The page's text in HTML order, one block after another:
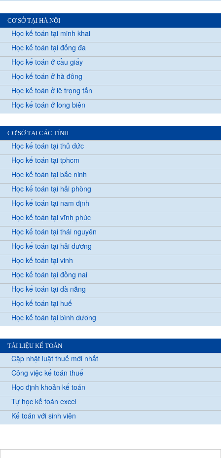
CƠ SỞ TẠI HÀ NỘI
Học kế toán tại minh khai
Học kế toán tại đống đa
Học kế toán ở cầu giấy
Học kế toán ở hà đông
Học kế toán ở lê trọng tấn
Học kế toán ở long biên
CƠ SỞ TẠI CÁC TỈNH
Học kế toán tại thủ đức
Học kế toán tại tphcm
Học kế toán tại bắc ninh
Học kế toán tại hải phòng
Học kế toán tại nam định
Học kế toán tại vĩnh phúc
Học kế toán tại thái nguyên
Học kế toán tại hải dương
Học kế toán tại vinh
Học kế toán tại đồng nai
Học kế toán tại đà nẵng
Học kế toán tại huế
Học kế toán tại bình dương
TÀI LIỆU KẾ TOÁN
Cập nhật luật thuế mới nhất
Công việc kế toán thuế
Học định khoản kế toán
Tự học kế toán excel
Kế toán với sinh viên